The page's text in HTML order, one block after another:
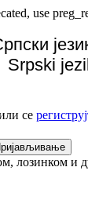
use
Srpski
се
лозинком и